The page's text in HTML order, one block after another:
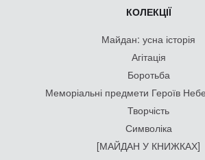
КОЛЕКЦІЇ
Майдан: усна історія
Агітація
Боротьба
Меморіальні предмети Героїв
Творчість
Символіка
[МАЙДАН У КНИЖКАХ]